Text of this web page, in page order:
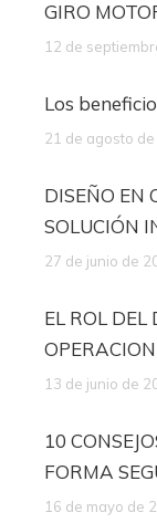
GIRO
12 de
Los
21 de agosto
DISEÑO EN
SOLUCIÓN
27 de junio de
EL ROL DEL
13 de junio de
10
FORMA
16 de mayo de